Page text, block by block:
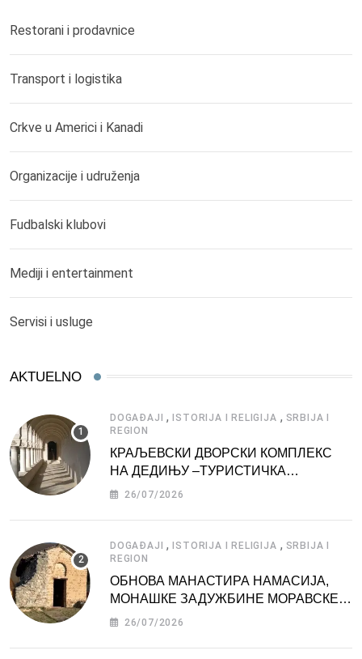
Restorani i prodavnice
Transport i logistika
Crkve u Americi i Kanadi
Organizacije i udruženja
Fudbalski klubovi
Mediji i entertainment
Servisi i usluge
AKTUELNO
DOGAĐAJI ,ISTORIJA I RELIGIJA , SRBIJA I
REGION
КРАЉЕВСКИ ДВОРСКИ КОМПЛЕКС
НА ДЕДИЊУ –ТУРИСТИЧКА
АТРАКЦИЈА
26/07/2026
DOGAĐAJI ,ISTORIJA I RELIGIJA , SRBIJA I
REGION
ОБНОВА МАНАСТИРА НАМАСИЈА,
МОНАШКЕ ЗАДУЖБИНЕ МОРАВСКЕ
СРБИЈЕ
26/07/2026